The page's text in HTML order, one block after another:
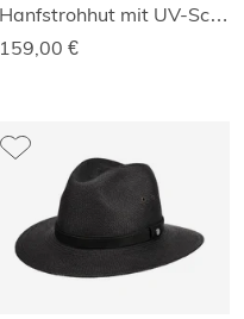
Hanfstrohhut mit UV-Schutz
159,00 €